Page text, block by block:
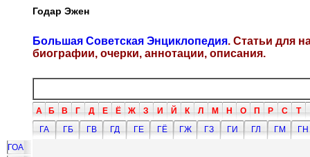
Годар Эжен
Большая Советская Энциклопедия. Статьи для
биографии, очерки, аннотации, описания.
А Б В Г Д Е Ё Ж З И Й К Л М Н О П Р С Т
ГА
ГБ ГВ ГД ГЕ ГЁ ГЖ ГЗ ГИ ГЛ ГМ
ГН
ГОА